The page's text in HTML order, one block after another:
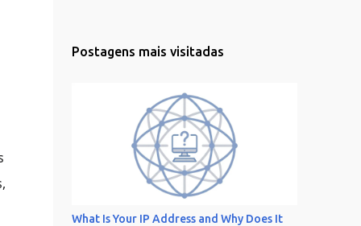
Postagens mais visitadas
What Is Your IP Address and Why Does It